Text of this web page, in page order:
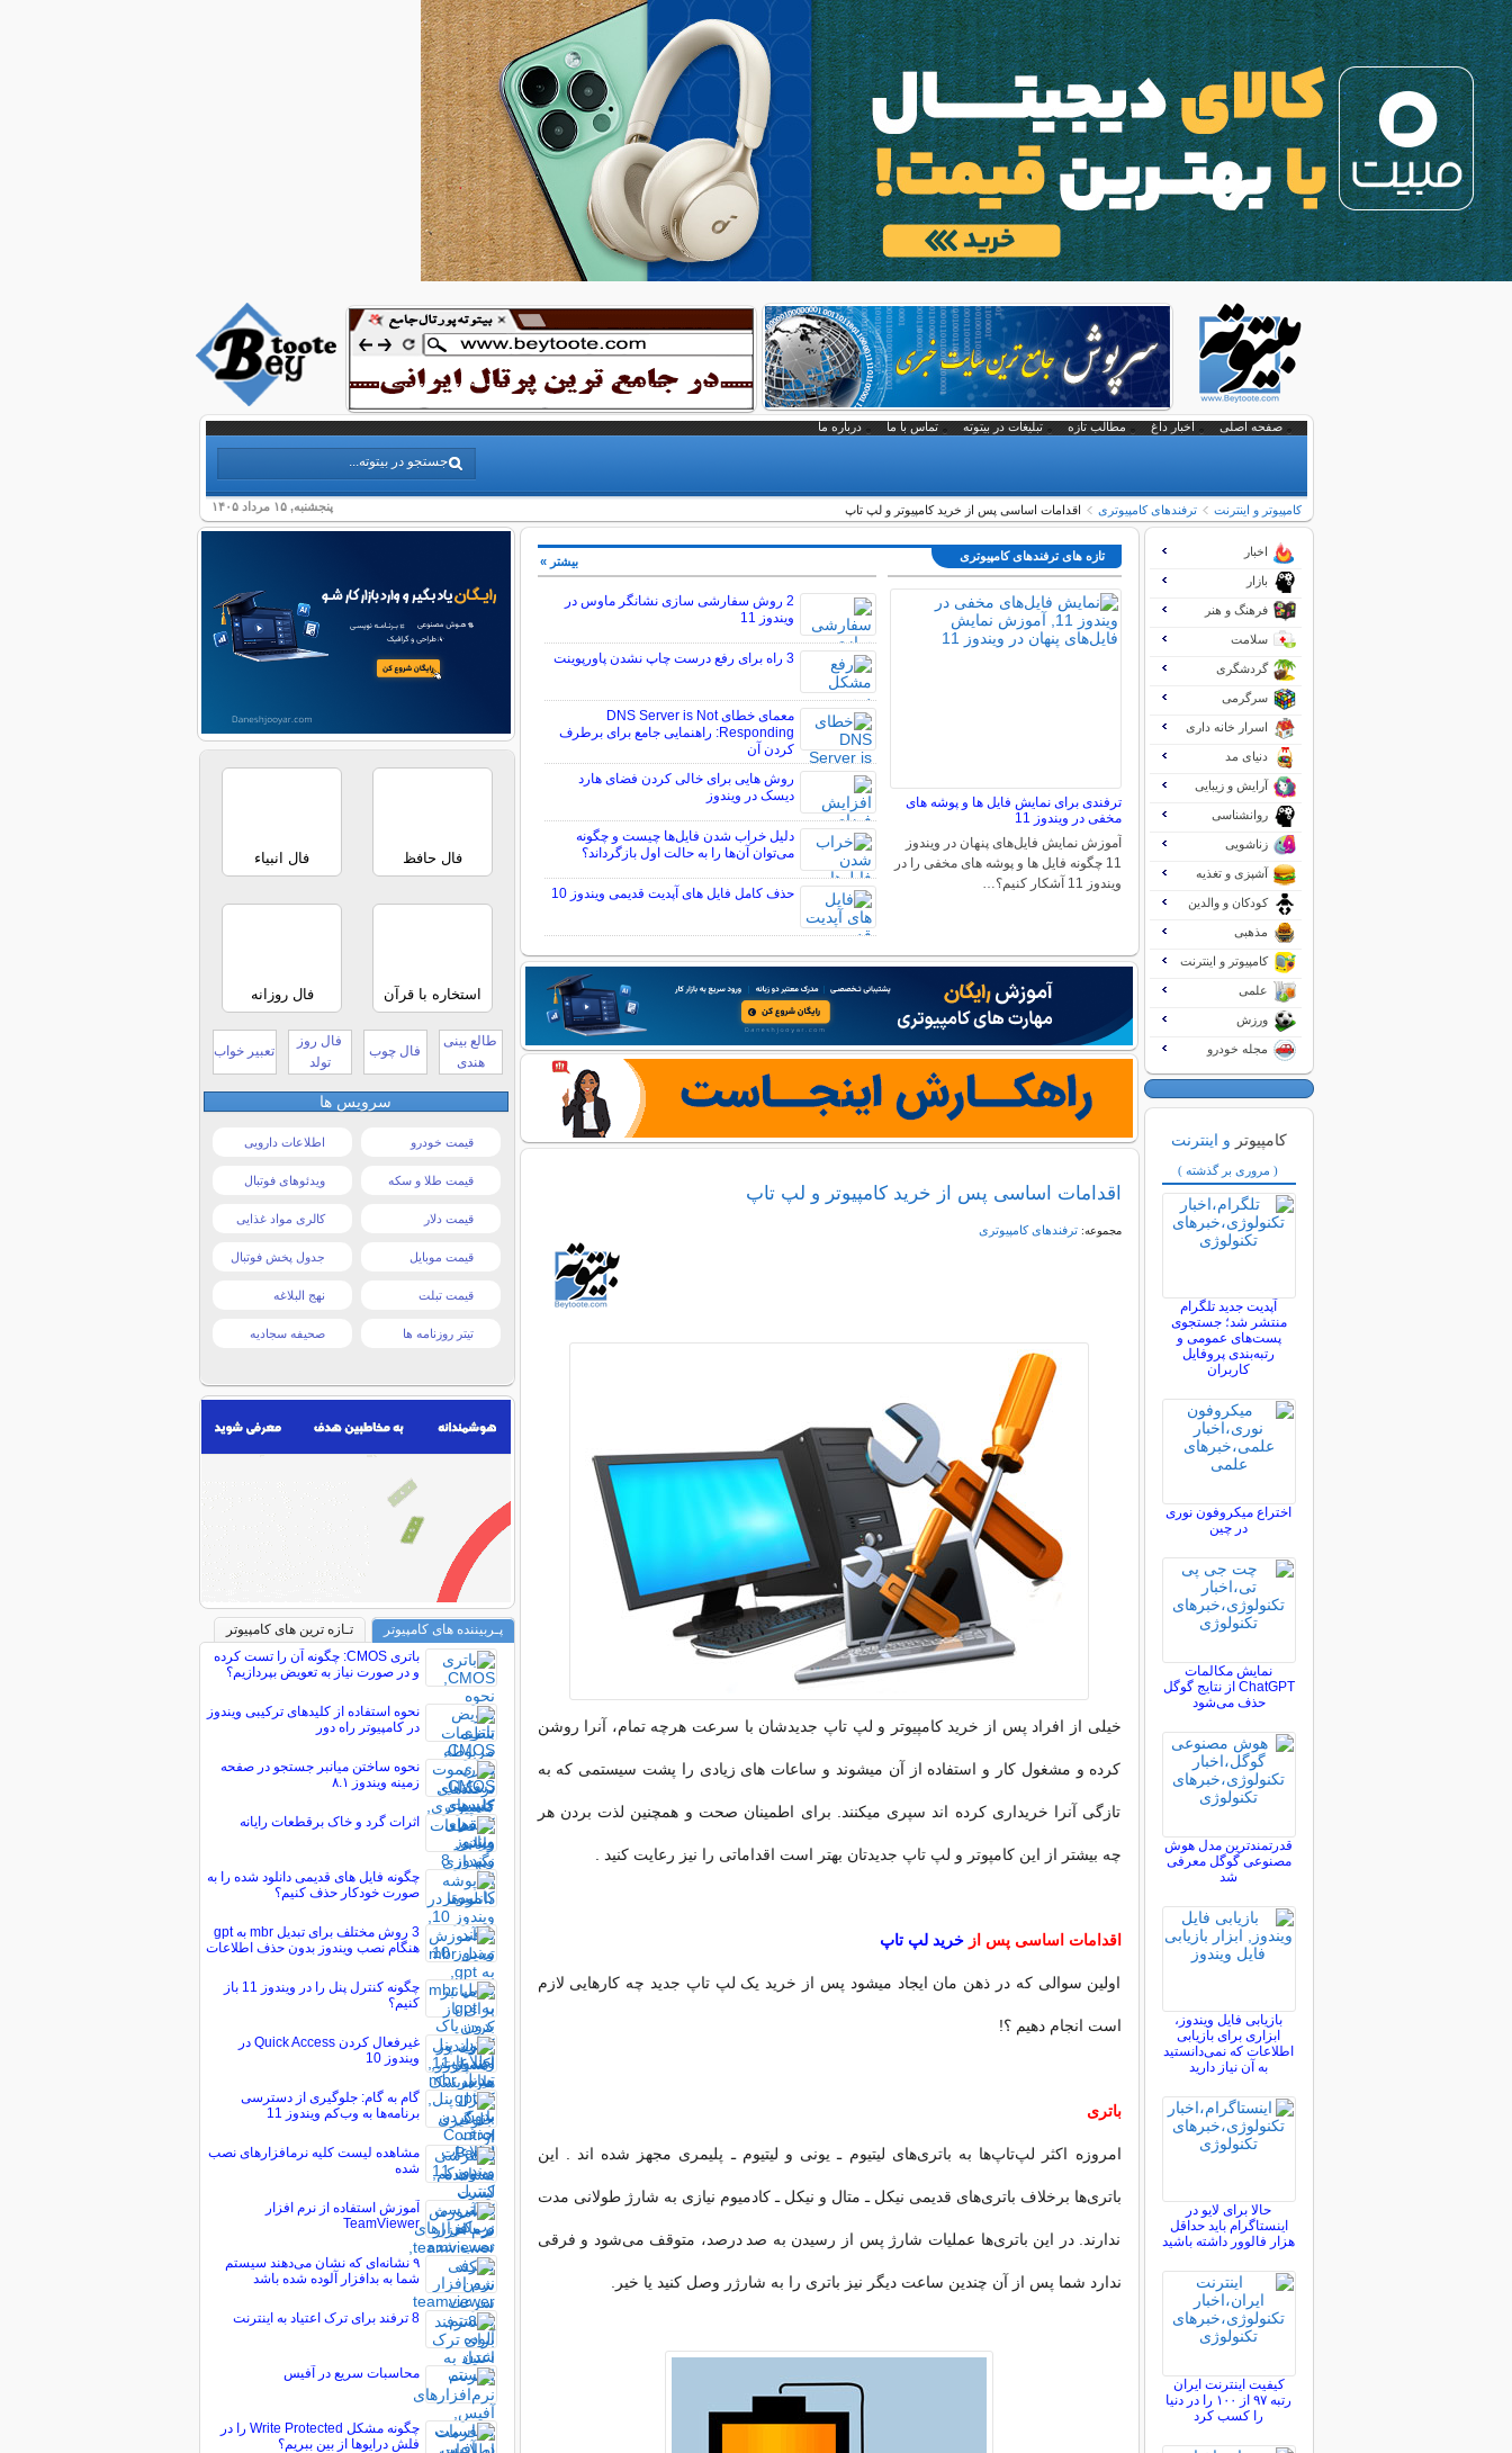
صفحه اصلی اخبار داغ مطالب تازه تبلیغات در بیتوته تماس با ما درباره ما
پنجشنبه, ۱۵ مرداد ۱۴۰۵ کامپیوتر و اینترنت ترفندهای کامپیوتری اقدامات اساسی پس از خرید کامپیوتر و لپ تاپ
تازه های ترفندهای کامپیوتری
ترفندی برای نمایش فایل ها و پوشه های
مخفی در ویندوز 11
آموزش نمایش فایل‌های پنهان در ویندوز
11 چگونه فایل ها و پوشه های مخفی را در
ویندوز 11 آشکار کنیم؟…
2 روش سفارشی سازی نشانگر ماوس در
ویندوز 11
3 راه برای رفع درست چاپ نشدن پاورپوینت
معمای خطای DNS Server is Not
Responding: راهنمایی جامع برای برطرف
کردن آن
روش هایی برای خالی کردن فضای هارد
دیسک در ویندوز
دلیل خراب شدن فایل‌ها چیست و چگونه
می‌توان آن‌ها را به حالت اول بازگرداند؟
حذف کامل فایل های آپدیت قدیمی ویندوز 10
بیشتر »
اقدامات اساسی پس از خرید کامپیوتر و لپ تاپ
مجموعه:ترفندهای کامپیوتری
خیلی از افراد پس از خرید کامپیوتر و لپ تاپ جدیدشان با سرعت هرچه تمام، آنرا روشن
کرده و مشغول کار و استفاده از آن میشوند و ساعات های زیادی را پشت سیستمی که به
تازگی آنرا خریداری کرده اند سپری میکنند. برای اطمینان صحت و همچنین لذت بردن هر
چه بیشتر از این کامپوتر و لپ تاپ جدیدتان بهتر است اقداماتی را نیز رعایت کنید .
اقدامات اساسی پس ازخرید لپ تاپ
اولین سوالی که در ذهن مان ایجاد میشود پس از خرید یک لپ تاپ جدید چه کارهایی لازم
است انجام دهیم ؟!
باتری
امروزه اکثر لپ‌تاپ‌ها به باتری‌های لیتیوم ـ یونی و لیتیوم ـ پلیمری مجهز شده اند . این
باتری‌ها برخلاف باتری‌های قدیمی نیکل ـ متال و نیکل ـ کادمیوم نیازی به شارژ طولانی مدت
ندارند. در این باتری‌ها عملیات شارژ پس از رسیدن به صد درصد، متوقف می‌شود و فرقی
ندارد شما پس از آن چندین ساعت دیگر نیز باتری را به شارژر وصل کنید یا خیر.
اخبار
بازار
فرهنگ و هنر
سلامت
گردشگری
سرگرمی
اسرار خانه داری
دنیای مد
آرایش و زیبایی
روانشناسی
زناشویی
آشپزی و تغذیه
کودکان و والدین
مذهبی
کامپیوتر و اینترنت
علمی
ورزش
مجله خودرو
کامپیوتر و اینترنت
( مروری بر گذشته )
آپدیت جدید تلگرام
منتشر شد؛ جستجوی
پست‌های عمومی و
رتبه‌بندی پروفایل
کاربران
اختراع میکروفون نوری
در چین
نمایش مکالمات
ChatGPT از نتایج گوگل
حذف می‌شود
قدرتمندترین مدل هوش
مصنوعی گوگل معرفی
شد
بازیابی فایل ویندوز،
ابزاری برای بازیابی
اطلاعات که نمی‌دانستید
به آن نیاز دارید
حالا برای لایو در
اینستاگرام باید حداقل
هزار فالوور داشته باشید
کیفیت اینترنت ایران
رتبه ۹۷ از ۱۰۰ را در دنیا
را کسب کرد
فال حافظ فال انبیاء
استخاره با قرآن فال روزانه
طالع بینی
هندی
فال چوب
فال روز
تولد
تعبیر خواب
سرویس ها
قیمت خودرو اطلاعات دارویی
قیمت طلا و سکه ویدئوهای فوتبال
قیمت دلار کالری مواد غذایی
قیمت موبایل جدول پخش فوتبال
قیمت تبلت نهج البلاغه
تیتر روزنامه ها صحیفه سجادیه
پـربیننده های کامپیوتر
تـازه ترین های کامپیوتر
باتری CMOS: چگونه آن را تست کرده
و در صورت نیاز به تعویض بپردازیم؟
نحوه استفاده از کلیدهای ترکیبی ویندوز
در کامپیوتر راه دور
نحوه ساختن میانبر جستجو در صفحه
زمینه ویندوز ۸.۱
اثرات گرد و خاک برقطعات رایانه
چگونه فایل های قدیمی دانلود شده را به
صورت خودکار حذف کنیم؟
3 روش مختلف برای تبدیل mbr به gpt
هنگام نصب ویندوز بدون حذف اطلاعات
چگونه کنترل پنل را در ویندوز 11 باز
کنیم؟
غیرفعال کردن Quick Access در
ویندوز 10
گام به گام: جلوگیری از دسترسی
برنامه‌ها به وب‌کم ویندوز 11
مشاهده لیست کلیه نرم‏افزارهای نصب
شده
آموزش استفاده از نرم افزار
TeamViewer
۹ نشانه‌ای که نشان می‌دهند سیستم
شما به بدافزار آلوده شده باشد
8 ترفند برای ترک اعتیاد به اینترنت
محاسبات سریع در آفیس
چگونه مشکل Write Protected را در
فلش درایو‌ها از بین ببریم؟